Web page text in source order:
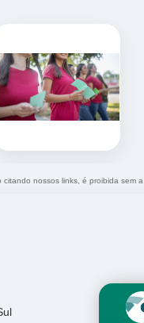
nossos links, é proibida sem